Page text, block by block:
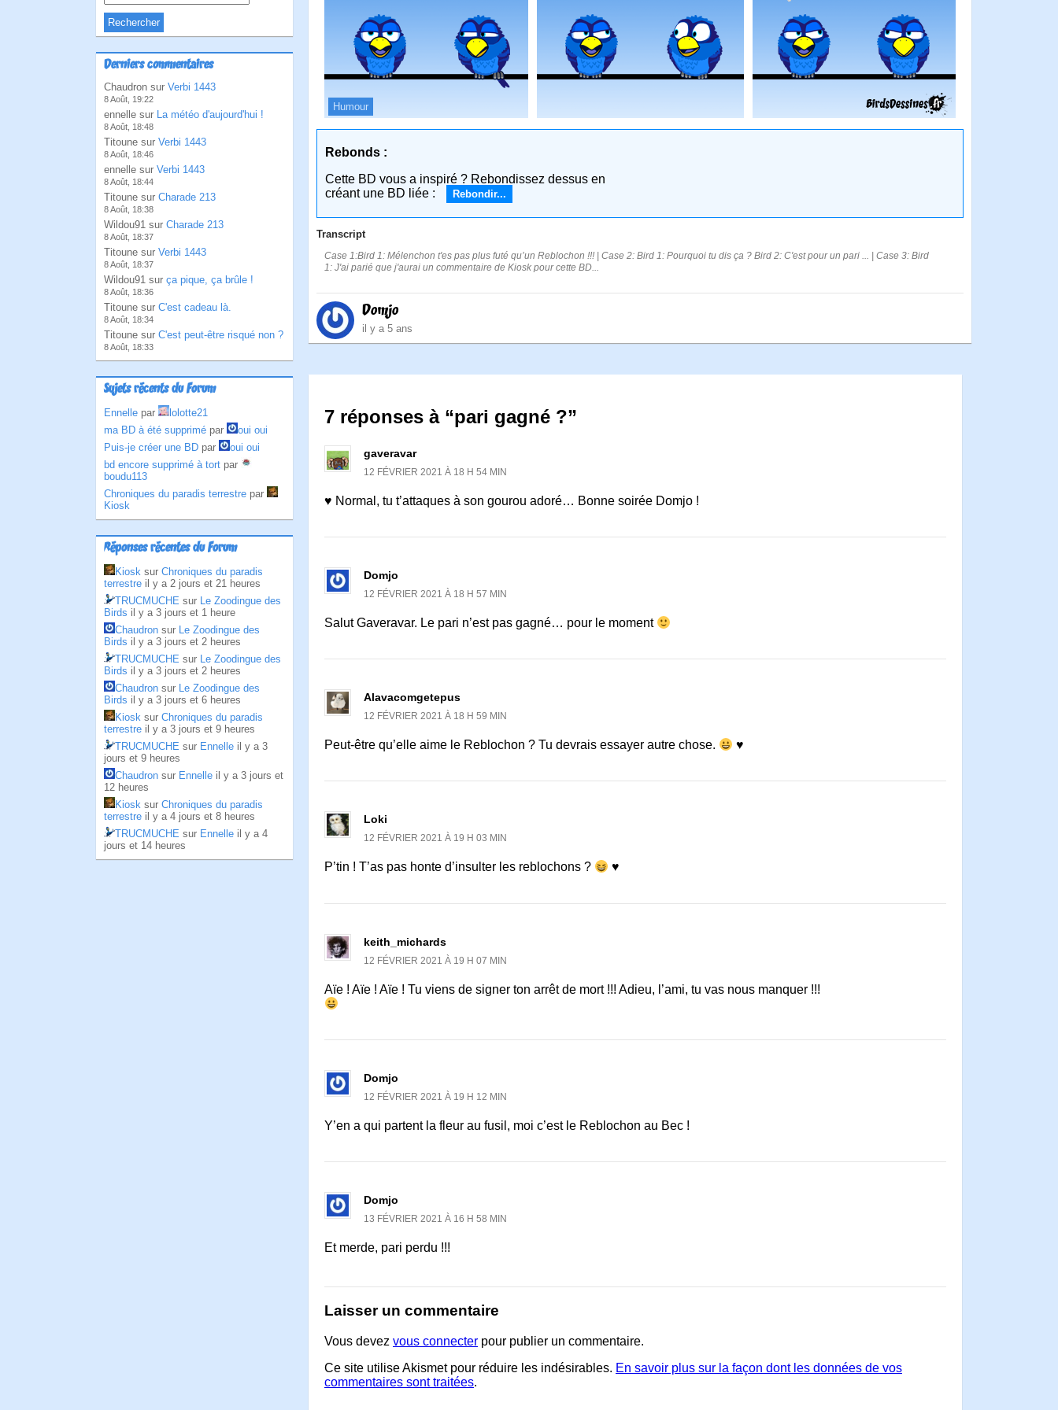
Derniers commentaires
Chaudron sur Verbi 1443
8 Août, 19:22
ennelle sur La météo d'aujourd'hui !
8 Août, 18:48
Titoune sur Verbi 1443
8 Août, 18:46
ennelle sur Verbi 1443
8 Août, 18:44
Titoune sur Charade 213
8 Août, 18:38
Wildou91 sur Charade 213
8 Août, 18:37
Titoune sur Verbi 1443
8 Août, 18:37
Wildou91 sur ça pique, ça brûle !
8 Août, 18:36
Titoune sur C'est cadeau là.
8 Août, 18:34
Titoune sur C'est peut-être risqué non ?
8 Août, 18:33
Sujets récents du Forum
Ennelle par
lolotte21
ma BD à été supprimé par
oui oui
Puis-je créer une BD par
oui oui
bd encore supprimé à tort par
boudu113
Chroniques du paradis terrestre par
Kiosk
Réponses récentes du Forum
Kiosk sur Chroniques du paradis
terrestre il y a 2 jours et 21 heures
TRUCMUCHE sur Le Zoodingue des
Birds il y a 3 jours et 1 heure
Chaudron sur Le Zoodingue des
Birds il y a 3 jours et 2 heures
TRUCMUCHE sur Le Zoodingue des
Birds il y a 3 jours et 2 heures
Chaudron sur Le Zoodingue des
Birds il y a 3 jours et 6 heures
Kiosk sur Chroniques du paradis
terrestre il y a 3 jours et 9 heures
TRUCMUCHE sur Ennelle il y a 3
jours et 9 heures
Chaudron sur Ennelle il y a 3 jours et
12 heures
Kiosk sur Chroniques du paradis
terrestre il y a 4 jours et 8 heures
TRUCMUCHE sur Ennelle il y a 4
jours et 14 heures
Humour
Rebonds :
Cette BD vous a inspiré ? Rebondissez dessus en
créant une BD liée :
Rebondir...
Transcript
Case 1:Bird 1: Mélenchon t'es pas plus futé qu’un Reblochon !!! | Case 2: Bird 1: Pourquoi tu dis ça ? Bird 2: C'est pour un pari ... | Case 3: Bird
1: J'ai parié que j'aurai un commentaire de Kiosk pour cette BD...
Domjo
il y a 5 ans
7 réponses à “pari gagné ?”
gaveravar
12 FÉVRIER 2021 À 18 H 54 MIN
♥ Normal, tu t’attaques à son gourou adoré… Bonne soirée Domjo !
Domjo
12 FÉVRIER 2021 À 18 H 57 MIN
Salut Gaveravar. Le pari n’est pas gagné… pour le moment
Alavacomgetepus
12 FÉVRIER 2021 À 18 H 59 MIN
Peut-être qu’elle aime le Reblochon ? Tu devrais essayer autre chose. ♥
Loki
12 FÉVRIER 2021 À 19 H 03 MIN
P’tin ! T’as pas honte d’insulter les reblochons ? ♥
keith_michards
12 FÉVRIER 2021 À 19 H 07 MIN
Aïe ! Aïe ! Aïe ! Tu viens de signer ton arrêt de mort !!! Adieu, l’ami, tu vas nous manquer !!!
Domjo
12 FÉVRIER 2021 À 19 H 12 MIN
Y’en a qui partent la fleur au fusil, moi c’est le Reblochon au Bec !
Domjo
13 FÉVRIER 2021 À 16 H 58 MIN
Et merde, pari perdu !!!
Laisser un commentaire
Vous devez vous connecter pour publier un commentaire.
Ce site utilise Akismet pour réduire les indésirables. En savoir plus sur la façon dont les données de vos
commentaires sont traitées.